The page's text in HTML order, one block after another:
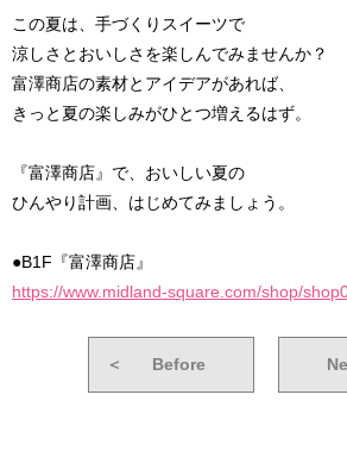
この夏は、手づくりスイーツで
涼しさとおいしさを楽しんでみませんか？
富澤商店の素材とアイデアがあれば、
きっと夏の楽しみがひとつ増えるはず。
『富澤商店』で、おいしい夏の
ひんやり計画、はじめてみましょう。
●B1F『富澤商店』
https://www.midland-square.com/shop/
＜ Before